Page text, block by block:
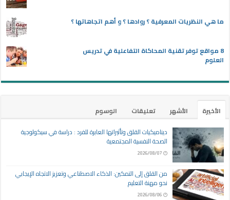
ما هي النظريات المعرفية ؟ روادها ؟ و أهم اتجاهاتها ؟
8 مواقع توفر تقنية المحاكاة التفاعلية في تدريس
العلوم
الأخيرة الأشهر تعليقات
الوسوم
ديناميكيات القلق وتأثيراتها العابرة للفرد : دراسة في سيكولوجية
الصحة النفسية المجتمعية
2026/08/07
من القلق إلى التمكين: الذكاء الاصطناعي وتعزيز الاتجاه الإيجابي
نحو مهنة التعليم
2026/08/06